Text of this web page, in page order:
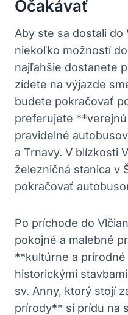
Očakávať
Aby ⁤ste sa⁢ dostali‌
niekoľko⁤ možností
najľahšie dostanete
zídete na výjazde
budete pokračovať
preferujete
pravidelné
⁣a Trnavy. ⁢V blízkosti
‍železničná stanica v
pokračovať
Po príchode do
pokojné a malebné
⁢**kultúrne a
historickými
sv. Anny, ktorý stojí
prírody** si ‌prídu na